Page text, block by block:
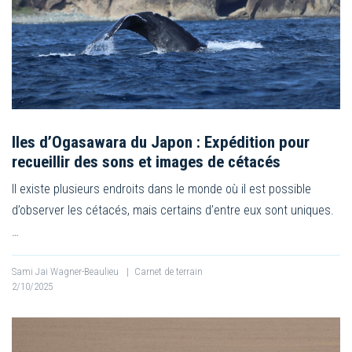
Iles d’Ogasawara du Japon : Expédition pour
recueillir des sons et images de cétacés
Il existe plusieurs endroits dans le monde où il est possible
d’observer les cétacés, mais certains d’entre eux sont uniques.
…
Sami Jai Wagner-Beaulieu | Carnet de terrain
2/10/2025